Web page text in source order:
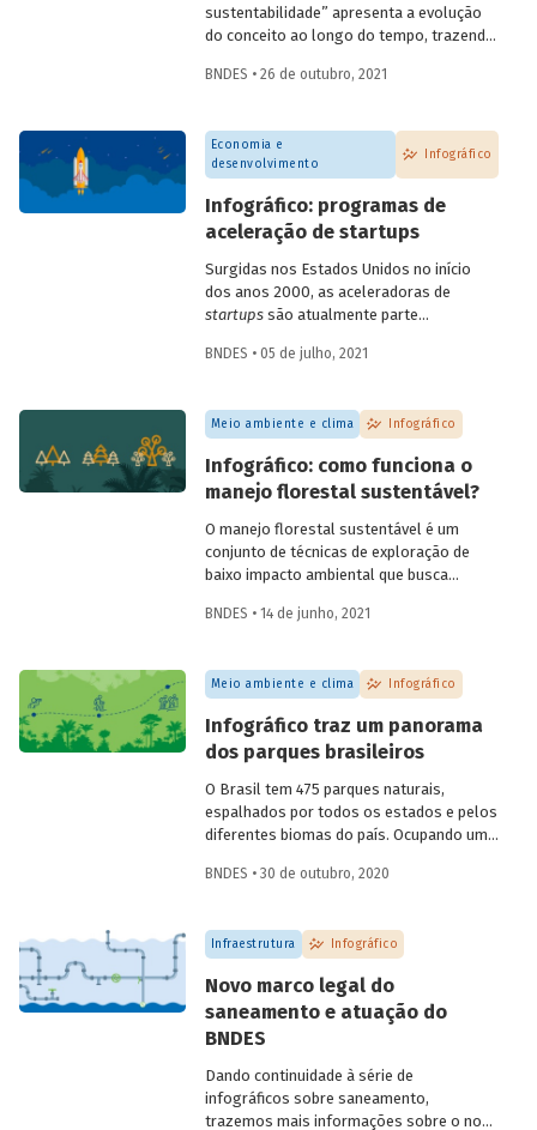
sustentabilidade” apresenta a evolução
do conceito ao longo do tempo, trazendo
no esforço global em prol do
BNDES • 26 de outubro, 2021
Economia e
desenvolvimento
Infográfico
Infográfico: programas de
aceleração de startups
Surgidas nos Estados Unidos no início
dos anos 2000, as aceleradoras de
startupssão atualmente parte
empreendedorismo. Com diferentes
programas de aceleração contribuem
para ajudarstartupse empreendedores,
em diferentes estágios de
desenvolvimento, a construir e consolidar
seus negócios. Entenda tudo sobre como
eles funcionam no infográfico que
preparamos.
BNDES • 05 de julho, 2021
Meio ambiente e clima Infográfico
Infográfico: como funciona o
manejo florestal sustentável?
O manejo florestal sustentável é um
conjunto de técnicas de exploração de
baixo impacto ambiental que busca
mantendo-a em pé e contribuindo para a
produtividade, capacidade de regeneração
e demais funções ecológicas, econômicas
e sociais. Confira o infográfico que
preparamos para explicar como isso
funciona.
BNDES • 14 de junho, 2021
Meio ambiente e clima Infográfico
Infográfico traz um panorama
dos parques brasileiros
O Brasil tem 475 parques naturais,
espalhados por todos os estados e pelos
diferentes biomas do país. Ocupando uma
são unidades de conservação destinadas
de grande relevância ecológica e beleza
cênica. Preparamos um infográfico para
características dos parques brasileiros e
entender como eles podem contribuir
para conciliar preservação ambiental e
BNDES • 30 de outubro, 2020
Infraestrutura Infográfico
Novo marco legal do
saneamento e atuação do
BNDES
Dando continuidade à série de
infográficos sobre saneamento,
trazemos mais informações sobre o novo